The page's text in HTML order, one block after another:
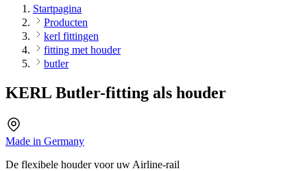
Startpagina
Producten
kerl fittingen
fitting met houder
butler
KERL Butler-fitting als houder
Made in Germany
De flexibele houder voor uw Airline-rail